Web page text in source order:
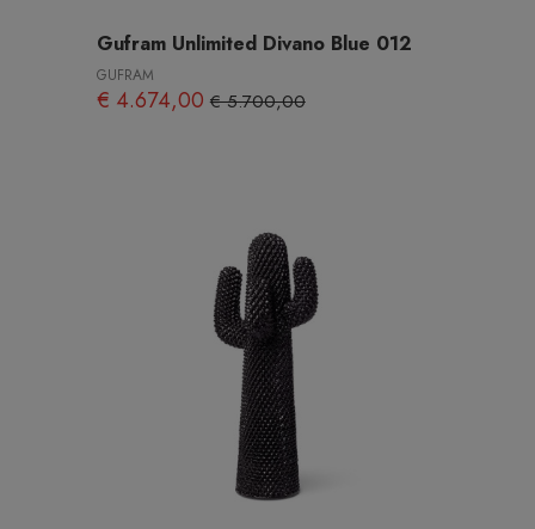
Gufram Unlimited Divano Blue 012
GUFRAM
€ 4.674,00€ 5.700,00